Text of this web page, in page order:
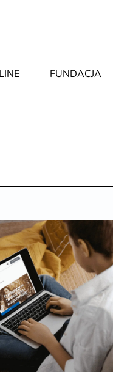
FUNDACJA